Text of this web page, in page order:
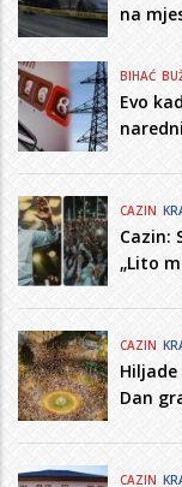
na
BIHAĆ
Evo
CAZIN
Cazin:
„Lito
CAZIN
Dan
CAZIN